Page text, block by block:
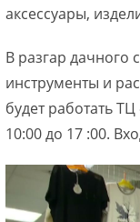
аксессуары,
В разгар дачного
инструменты и
будет работать
10:00 до 17 :00.